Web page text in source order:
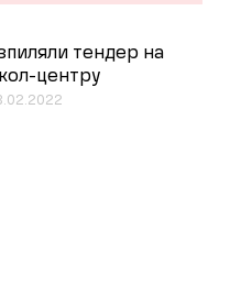
тендер на
центру